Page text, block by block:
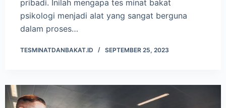
pribadi. Inilah mengapa tes minat bakat
psikologi menjadi alat yang sangat berguna
dalam proses…
TESMINATDANBAKAT.ID SEPTEMBER 25, 2023